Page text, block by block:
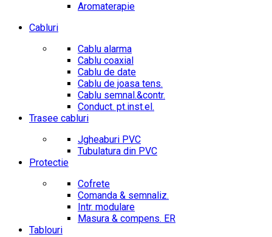
Aromaterapie
Cabluri
Cablu alarma
Cablu coaxial
Cablu de date
Cablu de joasa tens.
Cablu semnal.&contr.
Conduct. pt.inst.el.
Trasee cabluri
Jgheaburi PVC
Tubulatura din PVC
Protectie
Cofrete
Comanda & semnaliz.
Intr. modulare
Masura & compens. ER
Tablouri